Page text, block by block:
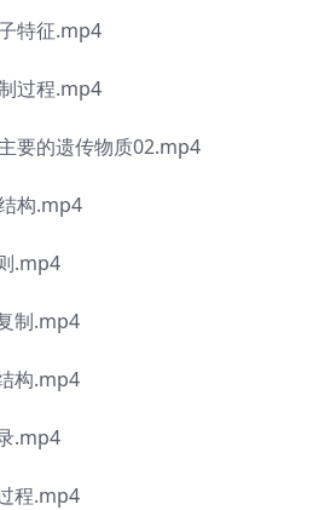
特征.mp4
过程.mp4
要的遗传物质02.mp4
构.mp4
.mp4
制.mp4
构.mp4
.mp4
程.mp4